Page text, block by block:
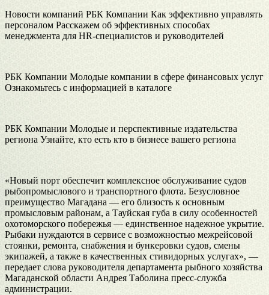
Новости компаний РБК Компании Как эффективно управлять
персоналом Расскажем об эффективных способах
менеджмента для HR-специалистов и руководителей
РБК Компании Молодые компании в сфере финансовых услуг
Ознакомьтесь с информацией в каталоге
РБК Компании Молодые и перспективные издательства
региона Узнайте, кто есть кто в бизнесе вашего региона
«Новый порт обеспечит комплексное обслуживание судов
рыбопромыслового и транспортного флота. Безусловное
преимущество Магадана — его близость к основным
промысловым районам, а Тауйская губа в силу особенностей
охотоморского побережья — единственное надежное укрытие.
Рыбаки нуждаются в сервисе с возможностью межрейсовой
стоянки, ремонта, снабжения и бункеровки судов, смены
экипажей, а также в качественных стивидорных услугах», —
передает слова руководителя департамента рыбного хозяйства
Магаданской области Андрея Таболина пресс-служба
администрации.